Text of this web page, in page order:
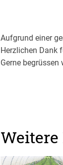
Aufgrund einer
Herzlichen Dank
Gerne begrüssen